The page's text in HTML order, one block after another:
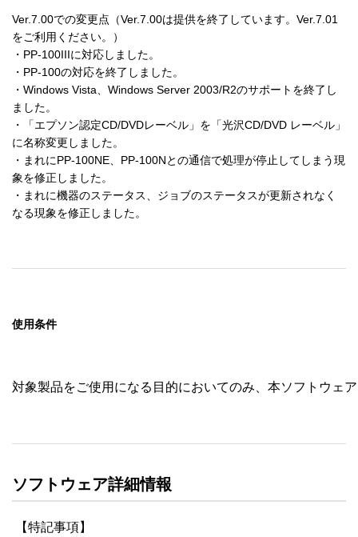
Ver.7.00での変更点（Ver.7.00は提供を終了しています。Ver.7.01
をご利用ください。）
・PP-100IIIに対応しました。
・PP-100の対応を終了しました。
・Windows Vista、Windows Server 2003/R2のサポートを終了し
ました。
・「エプソン認定CD/DVDレーベル」を「光沢CD/DVD レーベル」
に名称変更しました。
・まれにPP-100NE、PP-100Nとの通信で処理が停止してしまう現
象を修正しました。
・まれに機器のステータス、ジョブのステータスが更新されなく
なる現象を修正しました。
使用条件
対象製品をご使用になる目的においてのみ、本ソフトウェ
ソフトウェア詳細情報
【特記事項】